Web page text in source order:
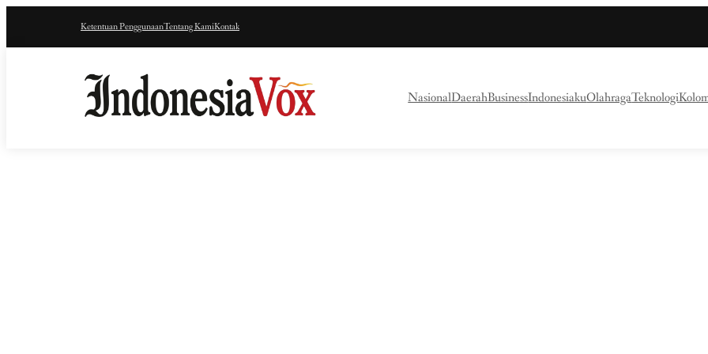
Ketentuan PenggunaanTentang KamiKontak
NasionalDaerahBusinessIndonesiakuOlahragaTeknologi